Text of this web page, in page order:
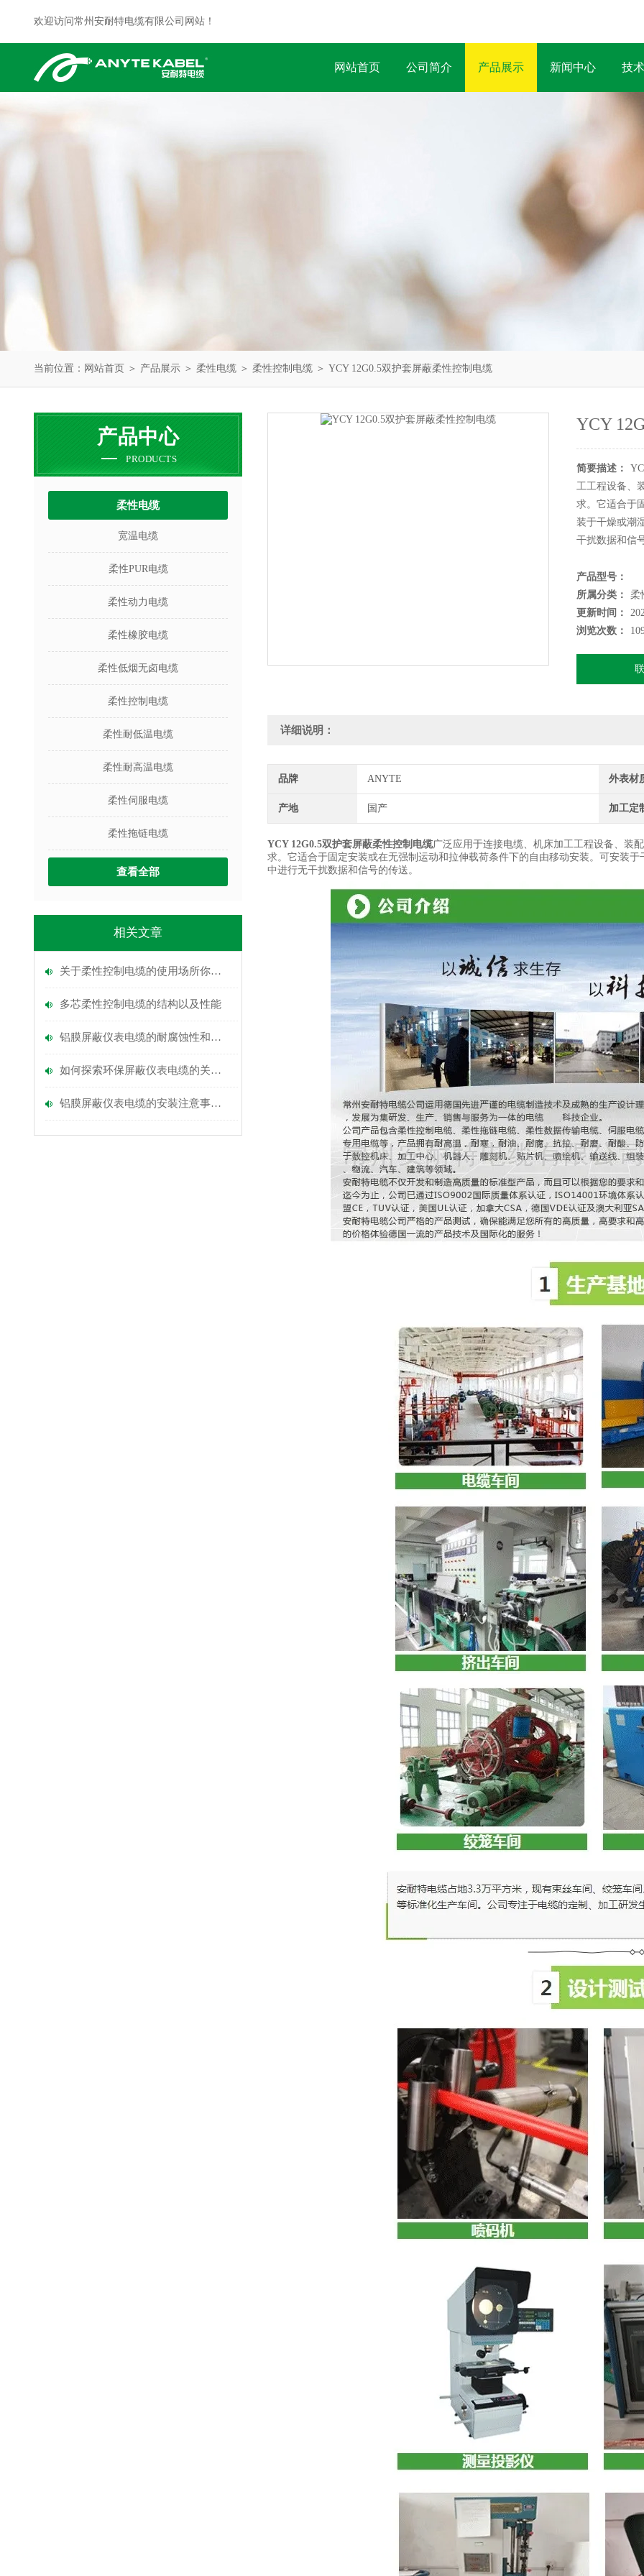
欢迎访问常州安耐特电缆有限公司网站！
网站首页 公司简介 产品展示 新闻中心 技
当前位置： 网站首页 ＞ 产品展示 ＞ 柔性电缆 ＞ 柔性控制电缆 ＞ YCY 12G0.5双护套屏蔽柔性控制电缆
产品中心
PRODUCTS
柔性电缆
宽温电缆
柔性PUR电缆
柔性动力电缆
柔性橡胶电缆
柔性低烟无卤电缆
柔性控制电缆
柔性耐低温电缆
柔性耐高温电缆
柔性伺服电缆
柔性拖链电缆
查看全部
相关文章
关于柔性控制电缆的使用场所你知道多少？
多芯柔性控制电缆的​结构以及​性能
铝膜屏蔽仪表电缆的耐腐蚀性和环境适应能力
如何探索环保屏蔽仪表电缆的关键优势？
铝膜屏蔽仪表电缆的安装注意事项与技巧分析
YCY
简要描述：
工工程设备、
求。它适合于
装于干燥或潮
干扰数据和信
产品型号：
所属分类：
柔
更新时间：
浏览次数：
详细说明：
品牌 ANYTE 外表材
产地 国产 加工定
YCY 12G0.5双护套屏蔽柔性控制电缆广泛应用于连接电缆、机床加工工程设备、装
求。它适合于固定安装或在无强制运动和拉伸载荷条件下的自由移动安装。可安装
中进行无干扰数据和信号的传送。